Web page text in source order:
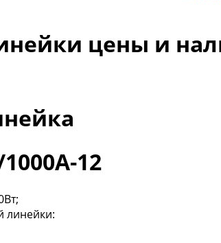
цены и
12
линейки: